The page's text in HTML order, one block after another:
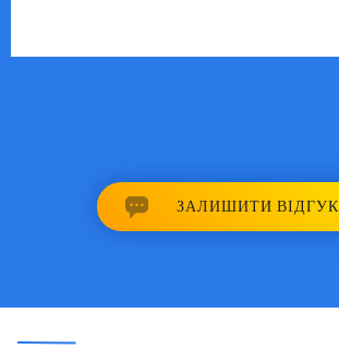
ЗАЛИШИТИ ВІДГУК